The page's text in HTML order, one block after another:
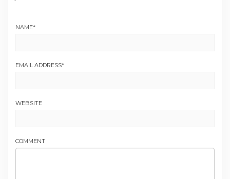
NAME*
EMAIL ADDRESS*
WEBSITE
COMMENT